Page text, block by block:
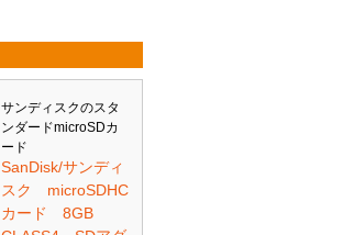
サンディスクのスタ
ンダードmicroSDカ
ード
SanDisk/サンディ
スク microSDHC
カード 8GB